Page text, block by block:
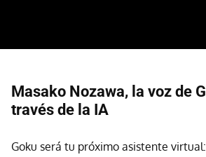
Masako Nozawa, la voz de
través de la IA
Goku será tu próximo asistente